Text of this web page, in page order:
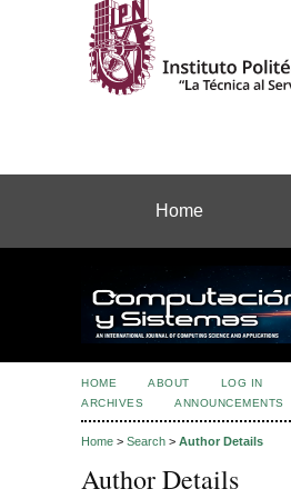
Home
HOME ABOUT LOG IN
ARCHIVES
ANNOUNCEMENTS
Home > Search > Author Details
Author Details